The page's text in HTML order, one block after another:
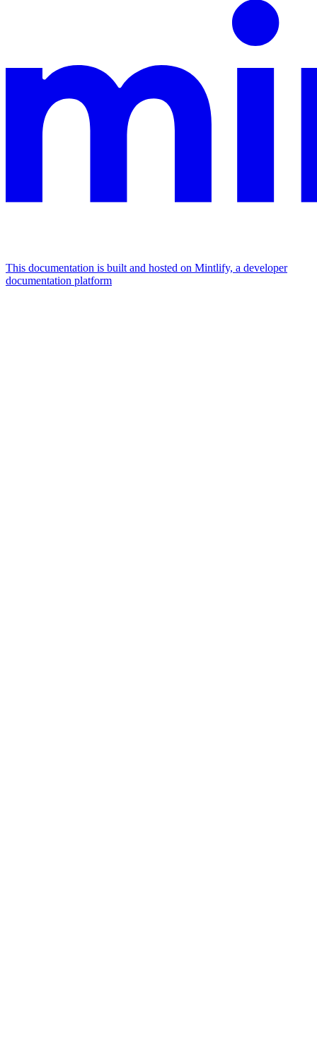
This documentation is built and hosted on Mintlify, a developer
documentation platform